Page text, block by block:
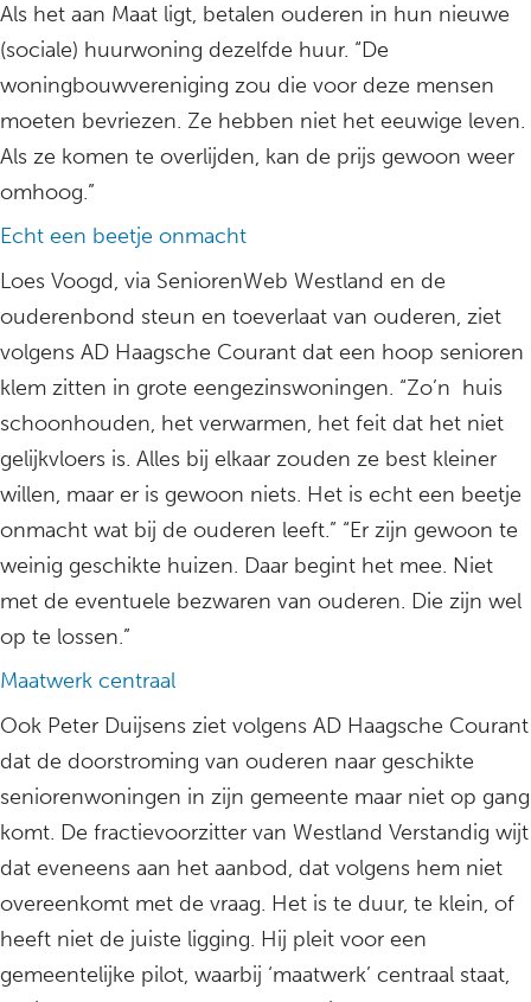
Als het aan Maat ligt, betalen ouderen in hun nieuwe
(sociale) huurwoning dezelfde huur. “De
woningbouwvereniging zou die voor deze mensen
moeten bevriezen. Ze hebben niet het eeuwige leven.
Als ze komen te overlijden, kan de prijs gewoon weer
omhoog.”
Echt een beetje onmacht
Loes Voogd, via SeniorenWeb Westland en de
ouderenbond steun en toeverlaat van ouderen, ziet
volgens AD Haagsche Courant dat een hoop senioren
klem zitten in grote eengezinswoningen. “Zo’n huis
schoonhouden, het verwarmen, het feit dat het niet
gelijkvloers is. Alles bij elkaar zouden ze best kleiner
willen, maar er is gewoon niets. Het is echt een beetje
onmacht wat bij de ouderen leeft.” “Er zijn gewoon te
weinig geschikte huizen. Daar begint het mee. Niet
met de eventuele bezwaren van ouderen. Die zijn wel
op te lossen.”
Maatwerk centraal
Ook Peter Duijsens ziet volgens AD Haagsche Courant
dat de doorstroming van ouderen naar geschikte
seniorenwoningen in zijn gemeente maar niet op gang
komt. De fractievoorzitter van Westland Verstandig wijt
dat eveneens aan het aanbod, dat volgens hem niet
overeenkomt met de vraag. Het is te duur, te klein, of
heeft niet de juiste ligging. Hij pleit voor een
gemeentelijke pilot, waarbij ‘maatwerk’ centraal staat,